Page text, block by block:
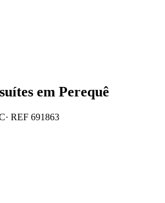
em Perequê
· REF 691863